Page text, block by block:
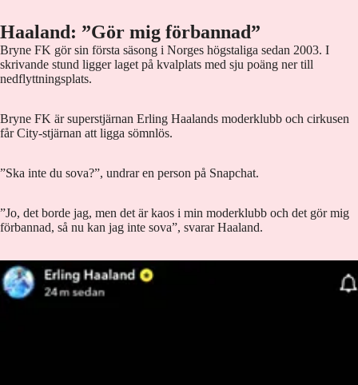
Haaland: ”Gör mig förbannad”
Bryne FK gör sin första säsong i Norges högstaliga sedan 2003. I
skrivande stund ligger laget på kvalplats med sju poäng ner till
nedflyttningsplats.
Bryne FK är superstjärnan Erling Haalands moderklubb och cirkusen
får City-stjärnan att ligga sömnlös.
”Ska inte du sova?”, undrar en person på Snapchat.
”Jo, det borde jag, men det är kaos i min moderklubb och det gör mig
förbannad, så nu kan jag inte sova”, svarar Haaland.